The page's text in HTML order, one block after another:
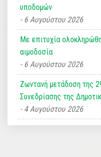
υποδομών
6 Αυγούστου 2026
Με επιτυχία
αιμοδοσία
6 Αυγούστου 2026
Ζωντανή μετάδοση της
Συνεδρίασης της
4 Αυγούστου 2026